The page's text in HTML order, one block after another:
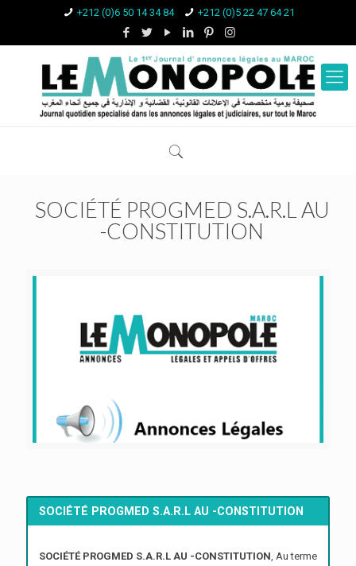
+212 (0)6 50 14 34 84 +212 (0)5 22 47 64 21
SOCIÉTÉ PROGMED S.A.R.L AU
-CONSTITUTION
SOCIÉTÉ PROGMED S.A.R.L AU -CONSTITUTION
SOCIÉTÉ PROGMED S.A.R.L AU -CONSTITUTION, Au terme